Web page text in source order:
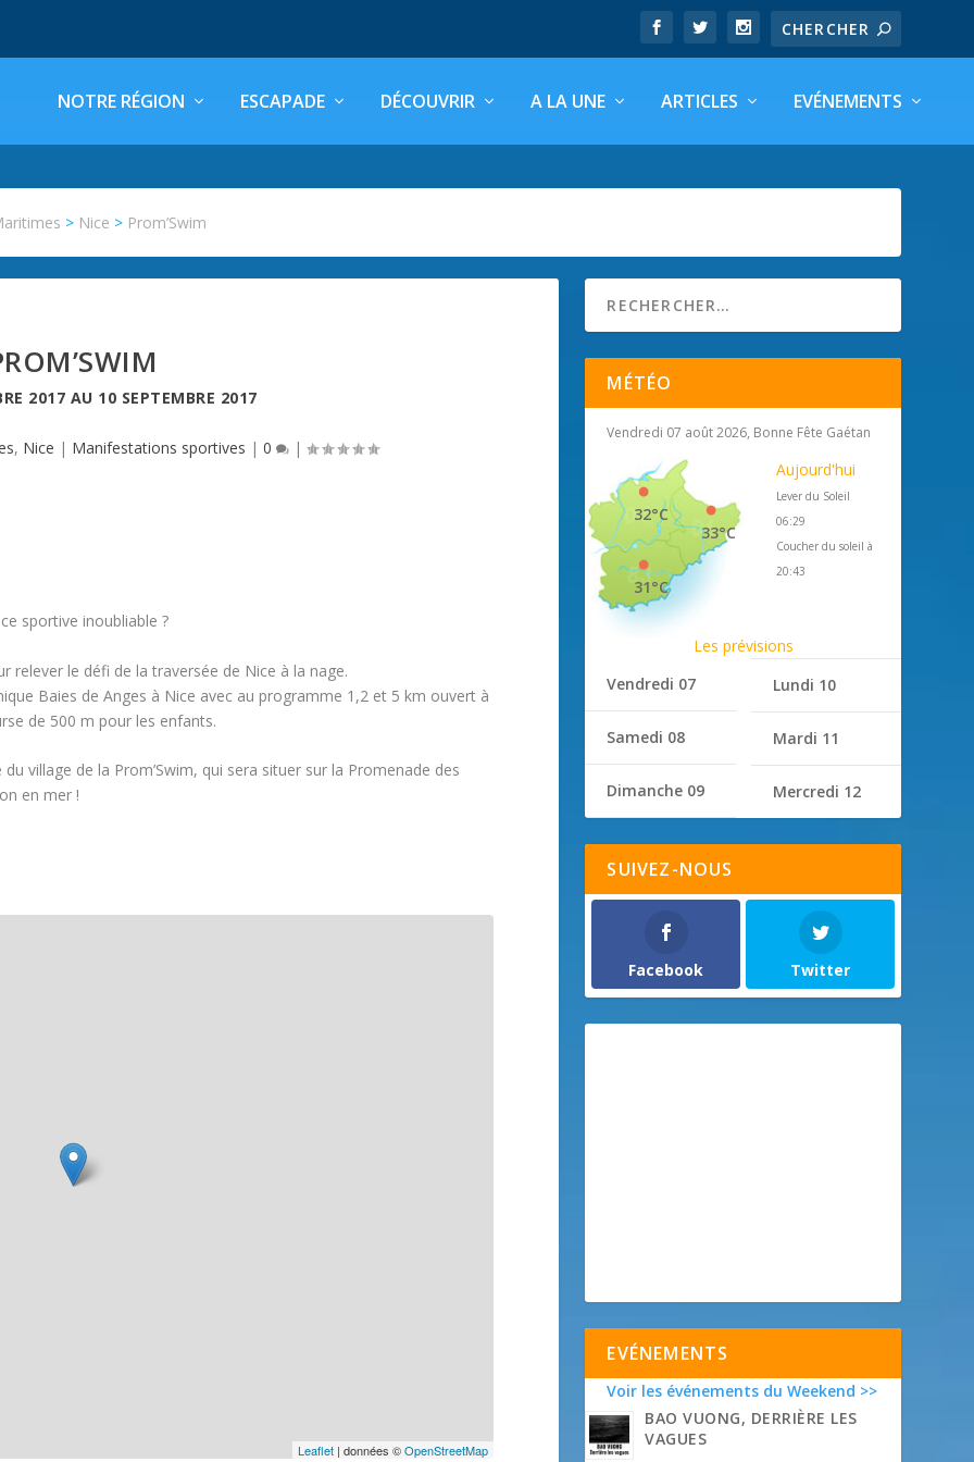
NOTRE RÉGION ESCAPADE DÉCOUVRIR A LA UNE ARTICLES EVÉNEMENTS
> Nice > Prom’Swim
2017 AU 10 SEPTEMBRE 2017
, Nice | Manifestations sportives |0 |
sportive inoubliable ?
relever le défi de la traversée de Nice à la nage.
Baies de Anges à Nice avec au programme 1,2 et 5 km ouvert à
de 500 m pour les enfants.
village de la Prom’Swim, qui sera situer sur la Promenade des
en mer !
Leaflet | données ©OpenStreetMap
MÉTÉO
Vendredi 07 août 2026, Bonne Fête Gaétan
33°C
32°C
31°C
Aujourd'hui
Lever du Soleil
06:29
Coucher du soleil à
20:43
Les prévisions
Vendredi 07
Samedi 08
Dimanche 09
Lundi 10
Mardi 11
Mercredi 12
SUIVEZ-NOUS
Facebook Twitter
EVÉNEMENTS
Voir les événements du Weekend >>
BAO VUONG, DERRIÈRE LES
VAGUES